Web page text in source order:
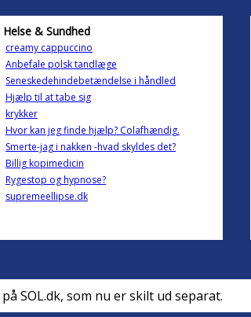
Helse & Sundhed
creamy cappuccino
Anbefale polsk tandlæge
Seneskedehindebetændelse i håndled
Hjælp til at tabe sig
krykker
Hvor kan jeg finde hjælp? Colafhændig.
Smerte-jag i nakken -hvad skyldes det?
Billig kopimedicin
Rygestop og hypnose?
supremeellipse.dk
SOL.dk, som nu er skilt ud separat.